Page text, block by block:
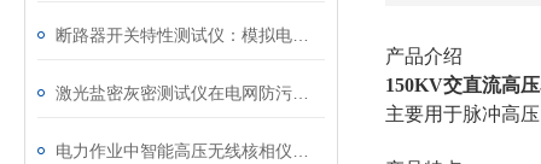
产品介绍
150KV交直流高
主要用于脉冲高